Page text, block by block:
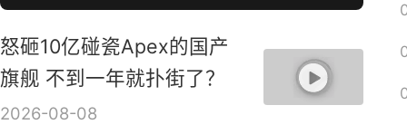
怒砸10亿碰瓷Apex的国产
旗舰 不到一年就扑街了？
2026-08-08